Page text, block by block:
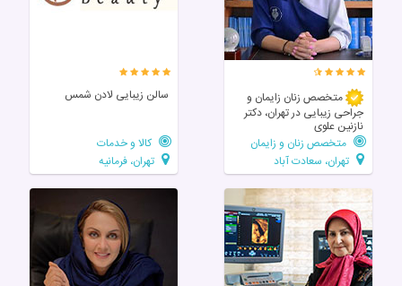
متخصص زنان زایمان و
جراحی زیبایی در تهران، دکتر
نازنین علوی
متخصص زنان و زایمان
تهران، سعادت آباد
سالن زیبایی لادن شمس
کالا و خدمات
تهران، فرمانیه